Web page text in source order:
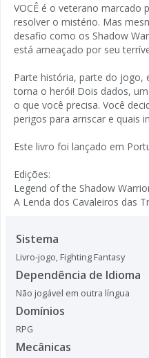
VOCÊ é o veterano marcado
resolver o mistério. Mas
desafio como os Shadow
está ameaçado por seu
Parte história, parte do jogo,
torna o herói! Dois dados,
o que você precisa. Você
perigos para arriscar e quais
Este livro foi lançado em
Edições:
Legend of the Shadow
A Lenda dos Cavaleiros das
Sistema
Livro-jogo, Fighting Fantasy
Dependência de Idioma
Não jogável em outra língua
Domínios
RPG
Mecânicas